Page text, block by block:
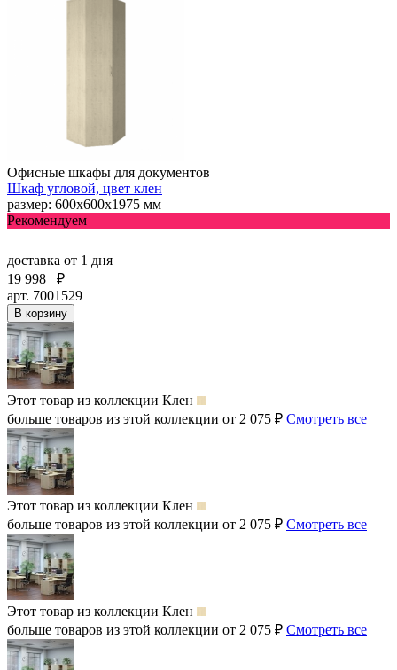
Офисные шкафы для документов
Шкаф угловой, цвет клен
размер: 600х600х1975 мм
Рекомендуем
доставка от 1 дня
19 998
₽
арт. 7001529
В корзину
Этот товар из коллекции Клен
больше товаров из этой коллекции от 2 075 ₽ Смотреть все
Этот товар из коллекции Клен
больше товаров из этой коллекции от 2 075 ₽ Смотреть все
Этот товар из коллекции Клен
больше товаров из этой коллекции от 2 075 ₽ Смотреть все